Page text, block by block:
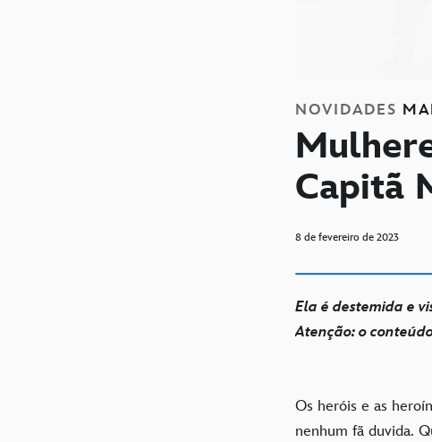
NOVIDADES
Capitã
8 de fevereiro de 2023
Ela é destemida e
Atenção: o
Os heróis e as
nenhum fã duvida.